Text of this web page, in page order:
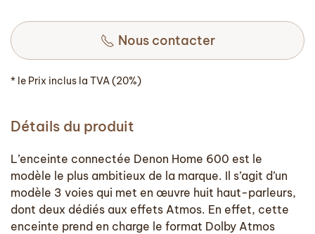
Nous contacter
* le Prix inclus la TVA (20%)
Détails du produit
L’enceinte connectée Denon Home 600 est le
modèle le plus ambitieux de la marque. Il s’agit d’un
modèle 3 voies qui met en œuvre huit haut-parleurs,
dont deux dédiés aux effets Atmos. En effet, cette
enceinte prend en charge le format Dolby Atmos